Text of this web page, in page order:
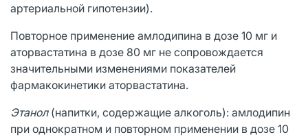
артериальной гипотензии).
Повторное применение амлодипина в дозе 10 мг и
аторвастатина в дозе 80 мг не сопровождается
значительными изменениями показателей
фармакокинетики аторвастатина.
Этанол (напитки, содержащие алкоголь): амлодипин
при однократном и повторном применении в дозе 10